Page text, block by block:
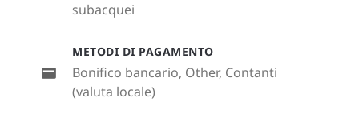
subacquei
METODI DI PAGAMENTO
Bonifico bancario, Other, Contanti
(valuta locale)